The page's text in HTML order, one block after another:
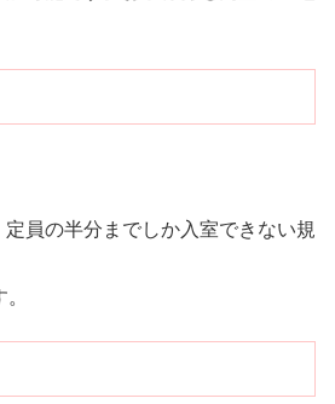
員の半分までしか入室できない規